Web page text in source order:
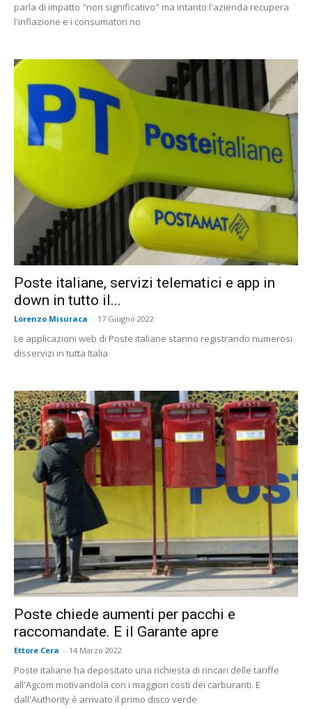
parla di impatto "non significativo" ma intanto l'azienda recupera
l'inflazione e i consumatori no
Poste italiane, servizi telematici e app in
down in tutto il...
Lorenzo Misuraca - 17 Giugno 2022
Le applicazioni web di Poste italiane stanno registrando numerosi
disservizi in tutta Italia
Poste chiede aumenti per pacchi e
raccomandate. E il Garante apre
Ettore Cera - 14 Marzo 2022
Poste italiane ha depositato una richiesta di rincari delle tariffe
all'Agcom motivandola con i maggiori costi dei carburanti. E
dall'Authority è arrivato il primo disco verde